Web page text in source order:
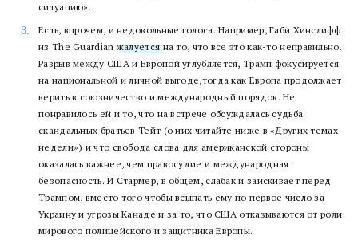
ситуацию».
Есть, впрочем, и недовольные голоса. Например, Габи Хинслифф
из The Guardian жалуетсяна то, что все это как-то неправильно.
Разрыв между США и Европой углубляется, Трамп фокусируется
на национальной и личной выгоде,тогда как Европа продолжает
верить в союзничество и международный порядок. Не
понравилось ей и то, что на встрече обсуждалась судьба
скандальных братьев Тейт (о них читайте ниже в «Других темах
недели») и что свобода слова для американской стороны
оказалась важнее, чем правосудие и международная
безопасность. И Стармер, в общем, слабак и заискивает перед
Трампом, вместо того чтобы всыпать ему по первое число за
Украину и угрозы Канаде и за то, что США отказываются от роли
мирового полицейского и защитника Европы.